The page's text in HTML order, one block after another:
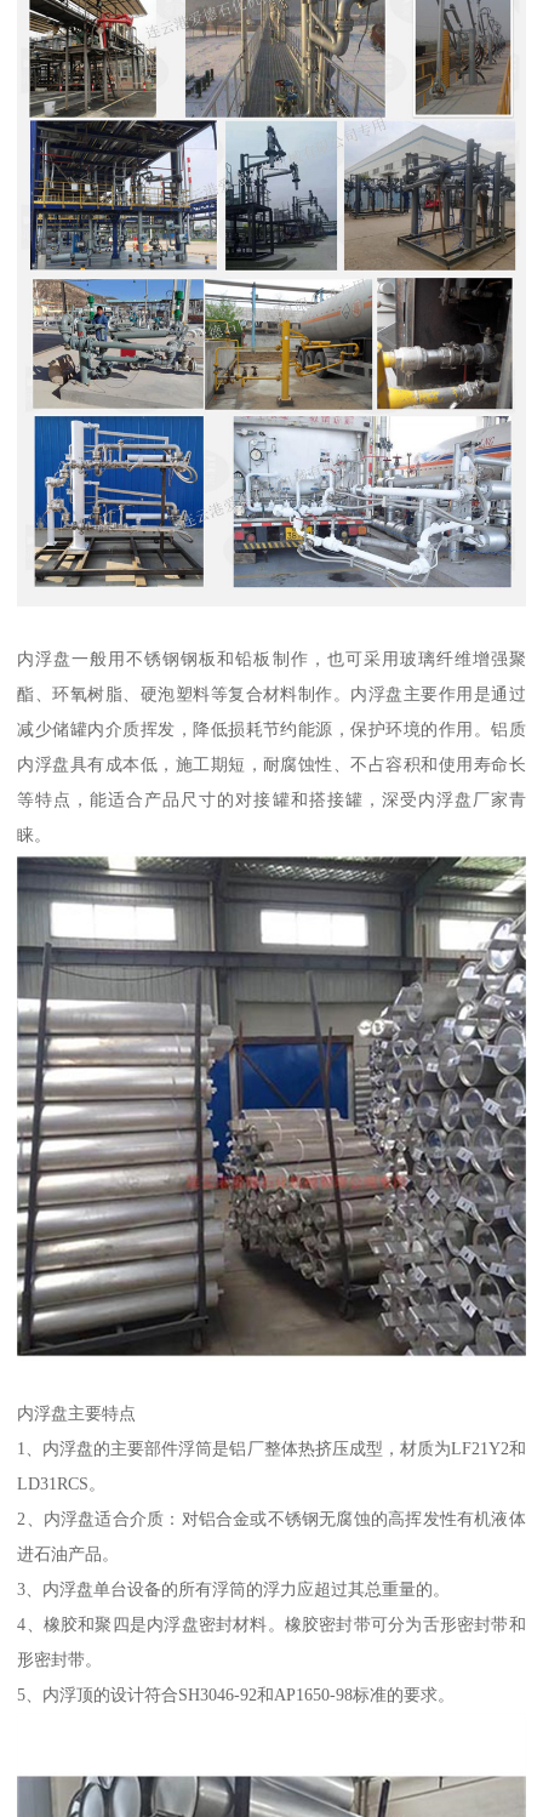
内浮盘一般用不锈钢钢板和铅板制作，也可采用玻璃纤维增强聚
酯、环氧树脂、硬泡塑料等复合材料制作。内浮盘主要作用是通过
减少储罐内介质挥发，降低损耗节约能源，保护环境的作用。铝质
内浮盘具有成本低，施工期短，耐腐蚀性、不占容积和使用寿命长
等特点，能适合产品尺寸的对接罐和搭接罐，深受内浮盘厂家青
睐。
内浮盘主要特点
1、内浮盘的主要部件浮筒是铝厂整体热挤压成型，材质为LF21Y2和
LD31RCS。
2、内浮盘适合介质：对铝合金或不锈钢无腐蚀的高挥发性有机液体
进石油产品。
3、内浮盘单台设备的所有浮筒的浮力应超过其总重量的。
4、橡胶和聚四是内浮盘密封材料。橡胶密封带可分为舌形密封带和
形密封带。
5、内浮顶的设计符合SH3046-92和AP1650-98标准的要求。